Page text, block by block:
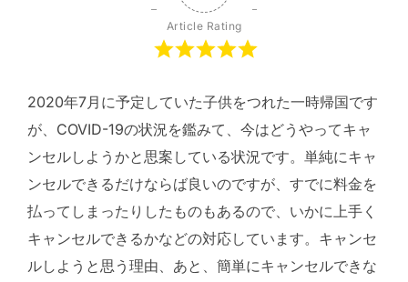
Article Rating
2020年7月に予定していた子供をつれた一時帰国です
が、COVID-19の状況を鑑みて、今はどうやってキャ
ンセルしようかと思案している状況です。単純にキャ
ンセルできるだけならば良いのですが、すでに料金を
払ってしまったりしたものもあるので、いかに上手く
キャンセルできるかなどの対応しています。キャンセ
ルしようと思う理由、あと、簡単にキャンセルできな